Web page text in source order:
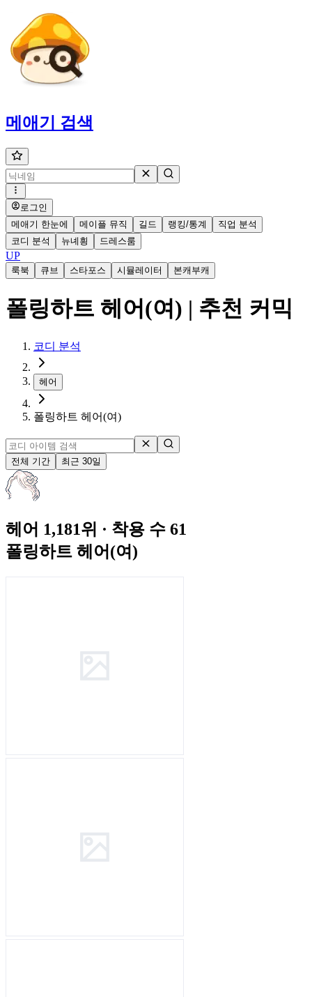
메애기 검색
로그인
메애기 한눈에
메이플 뮤직 길드 랭킹/통계
직업 분석
코디 분석
뉴녜힁 드레스룸
UP
룩북 큐브 스타포스 시뮬레이터 본캐부캐
폴링하트 헤어(여) | 추천 커믹
코디 분석
헤어
폴링하트 헤어(여)
전체 기간 최근 30일
헤어 1,181위 · 착용 수 61
폴링하트 헤어(여)